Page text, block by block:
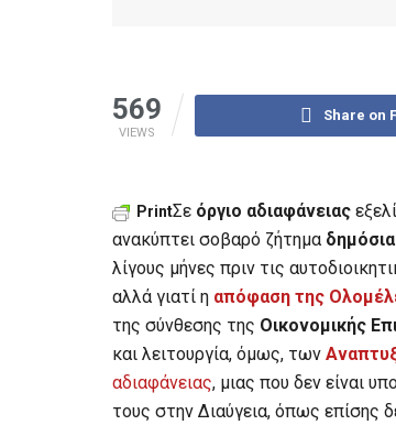
569
VIEWS
Share on
PrintΣε όργιο αδιαφάνειας
ανακύπτει σοβαρό ζήτημα
λίγους μήνες πριν τις
αλλά γιατί η απόφαση της
της σύνθεσης της Οικονομικής
και λειτουργία, όμως, των
αδιαφάνειας, μιας που δεν είναι
τους στην Διαύγεια, όπως επίσης